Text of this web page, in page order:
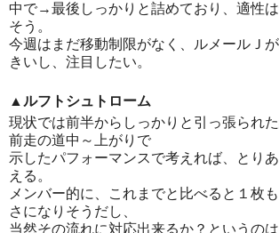
中で→最後しっかりと詰めており、適性
そう。
今週はまだ移動制限がなく、ルメールＪ
きいし、注目したい。
▲ルフトシュトローム
現状では前半からしっかりと引っ張られた
前走の道中～上がりで
示したパフォーマンスで考えれば、とり
える。
メンバー的に、これまでと比べると１枚
さになりそうだし、
当然その流れに対応出来るか？というの